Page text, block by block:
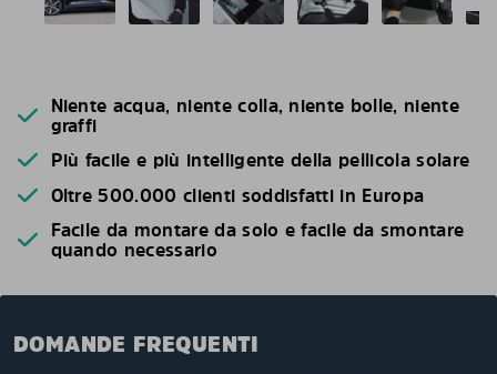
Niente acqua, niente colla, niente bolle, niente
graffi
Più facile e più intelligente della pellicola solare
Oltre 500.000 clienti soddisfatti in Europa
Facile da montare da solo e facile da smontare
quando necessario
DOMANDE FREQUENTI